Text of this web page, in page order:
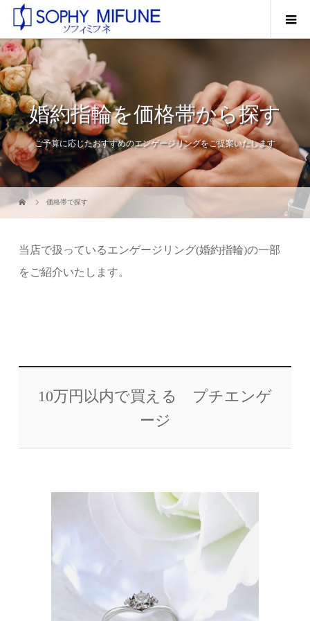
婚約指輪を価格帯から探す
ご予算に応じたおすすめのエンゲージリングをご提案いたします
価格帯で探す
当店で扱っているエンゲージリング(婚約指輪)の一部
をご紹介いたします。
10万円以内で買える プチエンゲ
ージ